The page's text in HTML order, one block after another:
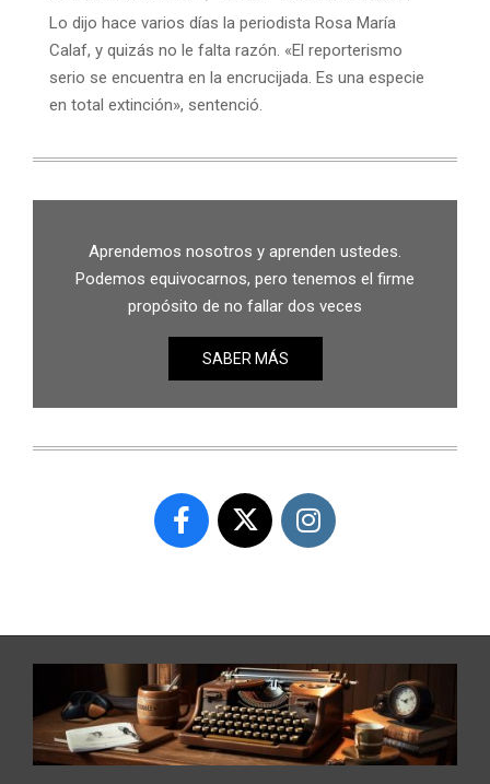
Lo dijo hace varios días la periodista Rosa María
Calaf, y quizás no le falta razón. «El reporterismo
serio se encuentra en la encrucijada. Es una especie
en total extinción», sentenció.
Aprendemos nosotros y aprenden ustedes.
Podemos equivocarnos, pero tenemos el firme
propósito de no fallar dos veces
SABER MÁS